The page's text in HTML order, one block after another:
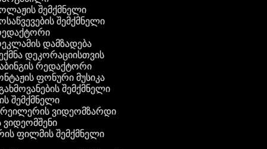
შემქმნელი
შემქმნელი
დამზადება
დეკორაციისთვის
რედაქტორი
ფონური მუსიკა
შემქმნელი
შემქმნელი
ვიდეომზარდი
ვიდეომშენი
ფილმის შემქმნელი